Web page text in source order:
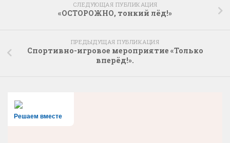
СЛЕДУЮЩАЯ ПУБЛИКАЦИЯ
«ОСТОРОЖНО, тонкий лёд!»
ПРЕДЫДУЩАЯ ПУБЛИКАЦИЯ
Спортивно-игровое мероприятие «Только
вперёд!».
Решаем вместе